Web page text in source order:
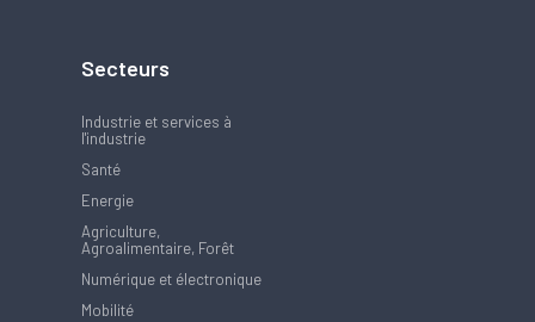
Secteurs
Industrie et services à
l'industrie
Santé
Energie
Agriculture,
Agroalimentaire, Forêt
Numérique et électronique
Mobilité